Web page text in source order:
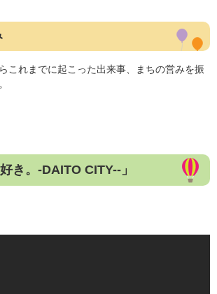
これまでに起こった出来事、まちの営みを振
き。-DAITO CITY--」